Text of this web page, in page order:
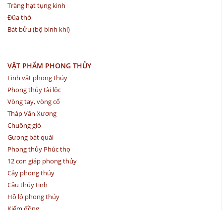
Tràng hạt tụng kinh
Đũa thờ
Bát bửu (bộ binh khí)
VẬT PHẨM PHONG THỦY
Linh vật phong thủy
Phong thủy tài lộc
Vòng tay, vòng cổ
Tháp Văn Xương
Chuông gió
Gương bát quái
Phong thủy Phúc thọ
12 con giáp phong thủy
Cây phong thủy
Cầu thủy tinh
Hồ lô phong thủy